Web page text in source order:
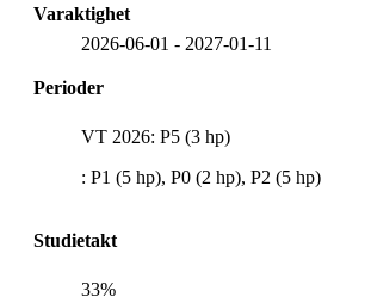
Varaktighet
2026-06-01 - 2027-01-11
Perioder
VT 2026: P5 (3 hp)
: P1 (5 hp), P0 (2 hp), P2 (5 hp)
Studietakt
33%